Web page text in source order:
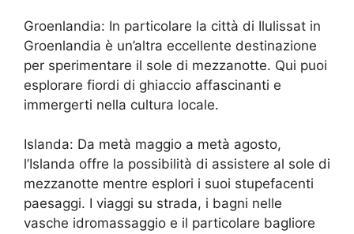
Groenlandia: In particolare la città di Ilulissat in
Groenlandia è un’altra eccellente destinazione
per sperimentare il sole di mezzanotte. Qui puoi
esplorare fiordi di ghiaccio affascinanti e
immergerti nella cultura locale.
Islanda: Da metà maggio a metà agosto,
l’Islanda offre la possibilità di assistere al sole di
mezzanotte mentre esplori i suoi stupefacenti
paesaggi. I viaggi su strada, i bagni nelle
vasche idromassaggio e il particolare bagliore